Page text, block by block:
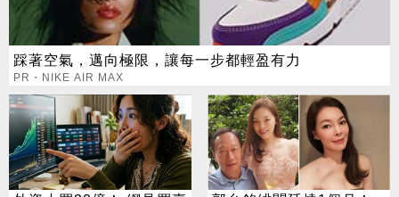
踩著空氣，邁向極限，讓每一步都輕盈有力
PR・NIKE AIR MAX